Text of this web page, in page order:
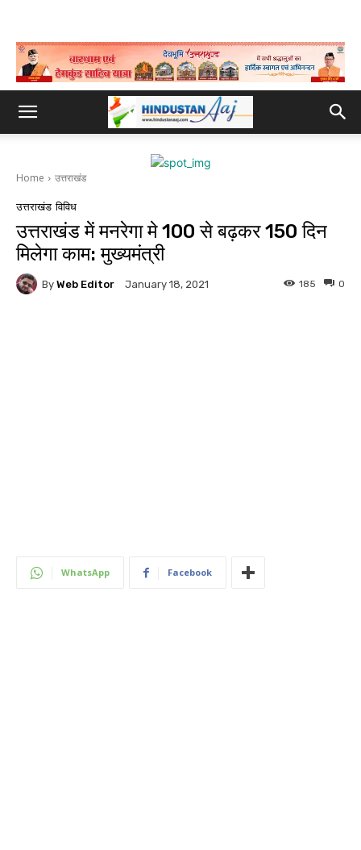
Home उत्तराखंड
उत्तराखंड विविध
उत्तराखंड में मनरेगा मे 100 से बढ़कर 150 दिन
मिलेगा काम: मुख्यमंत्री
By Web Editor January 18, 2021 0
185
WhatsApp Facebook